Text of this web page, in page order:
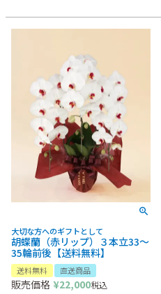
大切な方へのギフトとして
胡蝶蘭（赤リップ）３本立33～
35輪前後【送料無料】
送料無料 直送商品
販売価格 ¥22,000税込